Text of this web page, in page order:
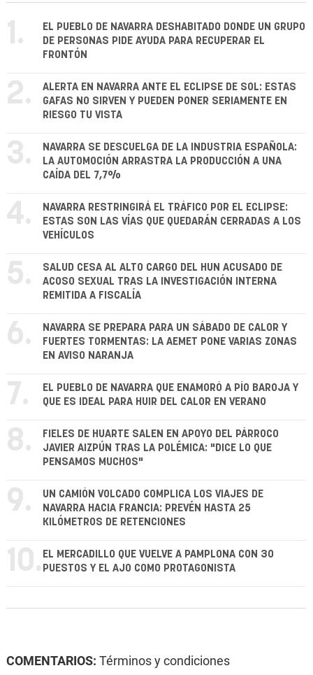
1.
EL PUEBLO DE NAVARRA DESHABITADO DONDE UN GRUPO
DE PERSONAS PIDE AYUDA PARA RECUPERAR EL
FRONTÓN
2.
ALERTA EN NAVARRA ANTE EL ECLIPSE DE SOL: ESTAS
GAFAS NO SIRVEN Y PUEDEN PONER SERIAMENTE EN
RIESGO TU VISTA
3.
NAVARRA SE DESCUELGA DE LA INDUSTRIA ESPAÑOLA:
LA AUTOMOCIÓN ARRASTRA LA PRODUCCIÓN A UNA
CAÍDA DEL 7,7%
4.
NAVARRA RESTRINGIRÁ EL TRÁFICO POR EL ECLIPSE:
ESTAS SON LAS VÍAS QUE QUEDARÁN CERRADAS A LOS
VEHÍCULOS
5.
SALUD CESA AL ALTO CARGO DEL HUN ACUSADO DE
ACOSO SEXUAL TRAS LA INVESTIGACIÓN INTERNA
REMITIDA A FISCALÍA
6.
NAVARRA SE PREPARA PARA UN SÁBADO DE CALOR Y
FUERTES TORMENTAS: LA AEMET PONE VARIAS ZONAS
EN AVISO NARANJA
7.
EL PUEBLO DE NAVARRA QUE ENAMORÓ A PÍO BAROJA Y
QUE ES IDEAL PARA HUIR DEL CALOR EN VERANO
8.
FIELES DE HUARTE SALEN EN APOYO DEL PÁRROCO
JAVIER AIZPÚN TRAS LA POLÉMICA: "DICE LO QUE
PENSAMOS MUCHOS"
9.
UN CAMIÓN VOLCADO COMPLICA LOS VIAJES DE
NAVARRA HACIA FRANCIA: PREVÉN HASTA 25
KILÓMETROS DE RETENCIONES
10. EL MERCADILLO QUE VUELVE A PAMPLONA CON 30
PUESTOS Y EL AJO COMO PROTAGONISTA
COMENTARIOS: Términos y condiciones